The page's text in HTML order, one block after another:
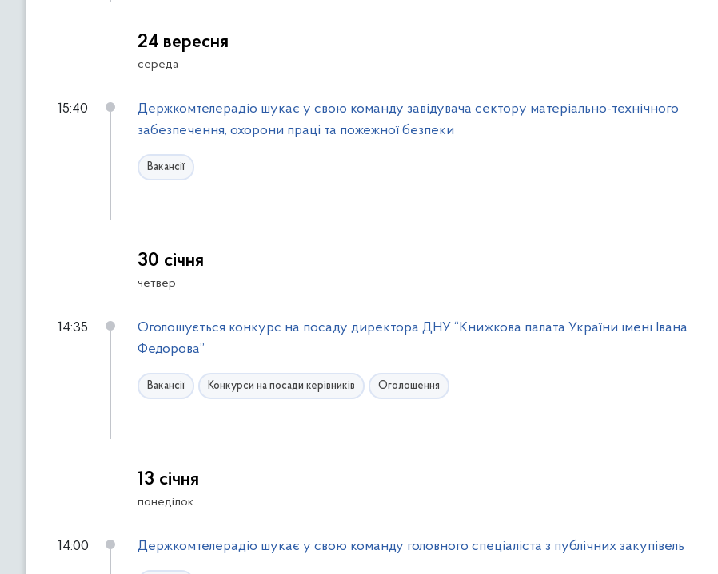
24 вересня
середа
15:40
Держкомтелерадіо шукає у свою команду завідувача сектору матеріально-технічного
забезпечення, охорони праці та пожежної безпеки
Вакансії
30 січня
четвер
14:35
Оголошується конкурс на посаду директора ДНУ “Книжкова палата України імені Івана
Федорова”
Вакансії Конкурси на посади керівників Оголошення
13 січня
понеділок
14:00 Держкомтелерадіо шукає у свою команду головного спеціаліста з публічних закупівель